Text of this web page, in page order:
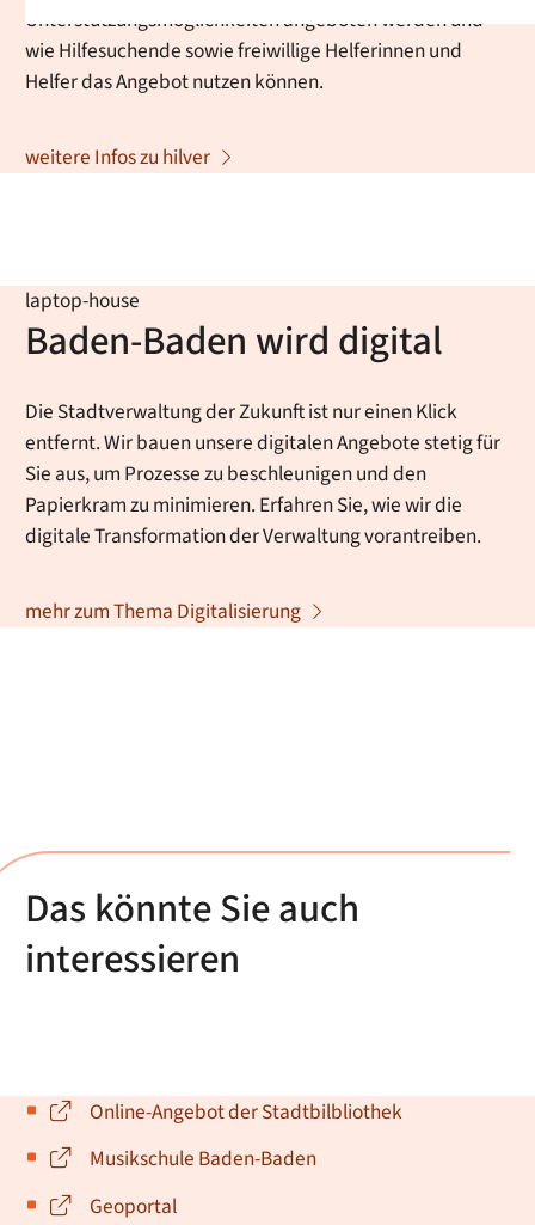
Unterstützungsmöglichkeiten angeboten werden und
wie Hilfesuchende sowie freiwillige Helferinnen und
Helfer das Angebot nutzen können.
weitere Infos zu hilver
laptop-house
Baden-Baden wird digital
Die Stadtverwaltung der Zukunft ist nur einen Klick
entfernt. Wir bauen unsere digitalen Angebote stetig für
Sie aus, um Prozesse zu beschleunigen und den
Papierkram zu minimieren. Erfahren Sie, wie wir die
digitale Transformation der Verwaltung vorantreiben.
mehr zum Thema Digitalisierung
Das könnte Sie auch
interessieren
Online-Angebot der Stadtbilbliothek
Musikschule Baden-Baden
Geoportal